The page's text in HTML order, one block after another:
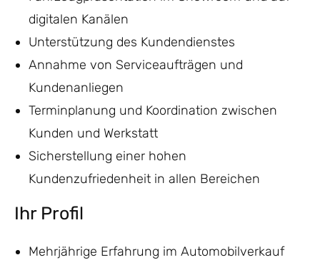
digitalen Kanälen
Unterstützung des Kundendienstes
Annahme von Serviceaufträgen und
Kundenanliegen
Terminplanung und Koordination zwischen
Kunden und Werkstatt
Sicherstellung einer hohen
Kundenzufriedenheit in allen Bereichen
Ihr Profil
Mehrjährige Erfahrung im Automobilverkauf